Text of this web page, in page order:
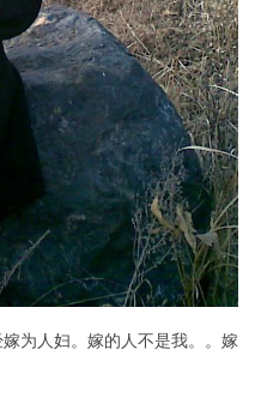
为人妇。嫁的人不是我。。嫁